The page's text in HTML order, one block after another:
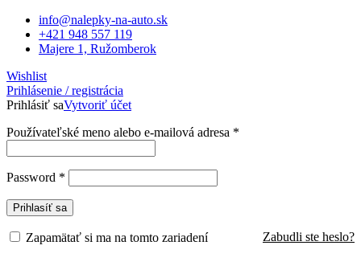
info@nalepky-na-auto.sk
+421 948 557 119
Majere 1, Ružomberok
Wishlist
Prihlásenie / registrácia
Prihlásiť saVytvoriť účet
Používateľské meno alebo e-mailová adresa *
Password *
Prihlasíť sa
Zabudli ste heslo?
Zapamätať si ma na tomto zariadení